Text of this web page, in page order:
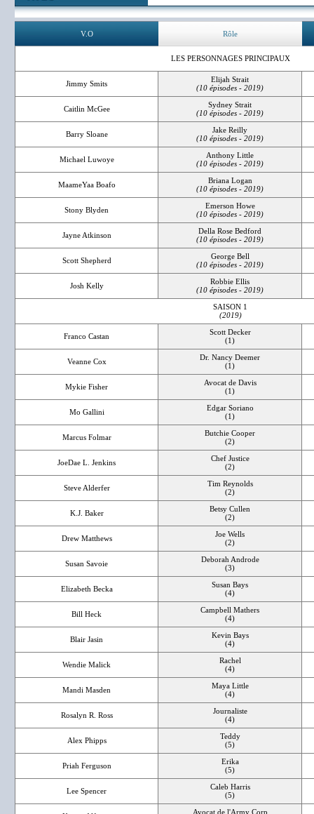
V.O Rôle
LES PERSONNAGES PRINCIPAUX
Jimmy Smits
Elijah Strait
(10 épisodes - 2019)
Caitlin McGee
Sydney Strait
(10 épisodes - 2019)
Barry Sloane
Jake Reilly
(10 épisodes - 2019)
Michael Luwoye
Anthony Little
(10 épisodes - 2019)
MaameYaa Boafo
Briana Logan
(10 épisodes - 2019)
Stony Blyden
Emerson Howe
(10 épisodes - 2019)
Jayne Atkinson
Della Rose Bedford
(10 épisodes - 2019)
Scott Shepherd
George Bell
(10 épisodes - 2019)
Josh Kelly
Robbie Ellis
(10 épisodes - 2019)
SAISON 1
(2019)
Franco Castan
Scott Decker
(1)
Veanne Cox
Dr. Nancy Deemer
(1)
Mykie Fisher
Avocat de Davis
(1)
Mo Gallini
Edgar Soriano
(1)
Marcus Folmar
Butchie Cooper
(2)
JoeDae L. Jenkins
Chef Justice
(2)
Steve Alderfer
Tim Reynolds
(2)
K.J. Baker
Betsy Cullen
(2)
Drew Matthews
Joe Wells
(2)
Susan Savoie
Deborah Androde
(3)
Elizabeth Becka
Susan Bays
(4)
Bill Heck
Campbell Mathers
(4)
Blair Jasin
Kevin Bays
(4)
Wendie Malick
Rachel
(4)
Mandi Masden
Maya Little
(4)
Rosalyn R. Ross
Journaliste
(4)
Alex Phipps
Teddy
(5)
Priah Ferguson
Erika
(5)
Lee Spencer
Caleb Harris
(5)
Avocat de l'Army Corp